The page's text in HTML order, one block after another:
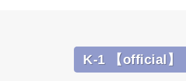
K-1 【official】